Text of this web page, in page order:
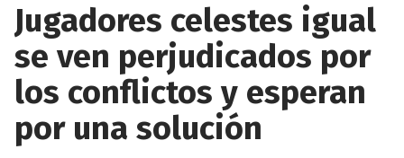
Jugadores celestes igual
se ven perjudicados por
los conflictos y esperan
por una solución